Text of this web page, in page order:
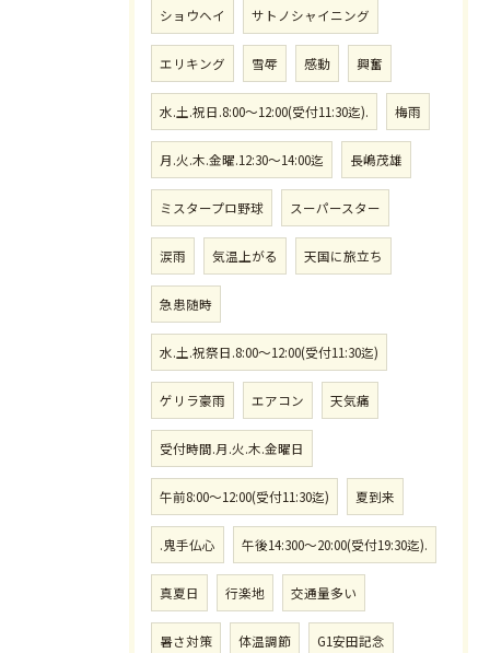
ショウヘイ サトノシャイニング
エリキング 雪辱 感動 興奮
水.土.祝日.8:00〜12:00(受付11:30迄). 梅雨
月.火.木.金曜.12:30〜14:00迄 長嶋茂雄
ミスタープロ野球 スーパースター
涙雨 気温上がる 天国に旅立ち
急患随時
水.土.祝祭日.8:00〜12:00(受付11:30迄)
ゲリラ豪雨 エアコン 天気痛
受付時間.月.火.木.金曜日
午前8:00〜12:00(受付11:30迄) 夏到来
.鬼手仏心 午後14:300〜20:00(受付19:30迄).
真夏日 行楽地 交通量多い
暑さ対策 体温調節 G1安田記念